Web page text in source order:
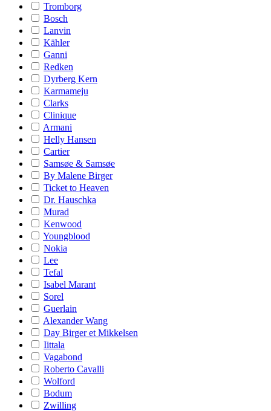
Tromborg
Bosch
Lanvin
Kähler
Ganni
Redken
Dyrberg Kern
Karmameju
Clarks
Clinique
Armani
Helly Hansen
Cartier
Samsøe & Samsøe
By Malene Birger
Ticket to Heaven
Dr. Hauschka
Murad
Kenwood
Youngblood
Nokia
Lee
Tefal
Isabel Marant
Sorel
Guerlain
Alexander Wang
Day Birger et Mikkelsen
Iittala
Vagabond
Roberto Cavalli
Wolford
Bodum
Zwilling